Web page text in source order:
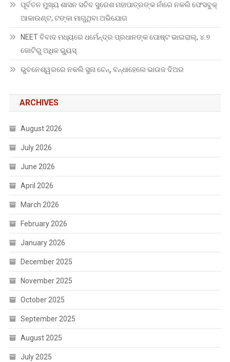
ପୂର୍ବତନ ମୁଖ୍ୟ ଶାସନ ସଚିବ ସୁରେଶ ମହାପାତ୍ରଙ୍କ ନାଁରେ ନକଲି ଫେସବୁକ୍
ଆକାଉଣ୍ଟ, ଟଙ୍କା ମାଗୁଥିବା ଅଭିଯୋଗ
NEET ବିବାଦ ମଧ୍ୟରେ ଧର୍ମେନ୍ଦ୍ର ପ୍ରଧାନଙ୍କ ପୋଷ୍ଟ ଭାଇରାଲ୍, ୪.୭
କୋଟିରୁ ଅଧିକ ଭ୍ୟୁସ୍
ଭୁବନେଶ୍ୱରରେ ନକଲି ସୁନା ଚେନ୍, ବନ୍ଧାହେଲେ ଭାଉଜ ଦିଅର
ARCHIVES
August 2026
July 2026
June 2026
April 2026
March 2026
February 2026
January 2026
December 2025
November 2025
October 2025
September 2025
August 2025
July 2025